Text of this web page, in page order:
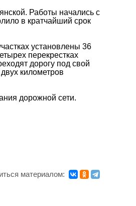
Работы начались с
в кратчайший срок
установлены 36
перекрестках
дорогу под свой
километров
дорожной сети.
материалом: